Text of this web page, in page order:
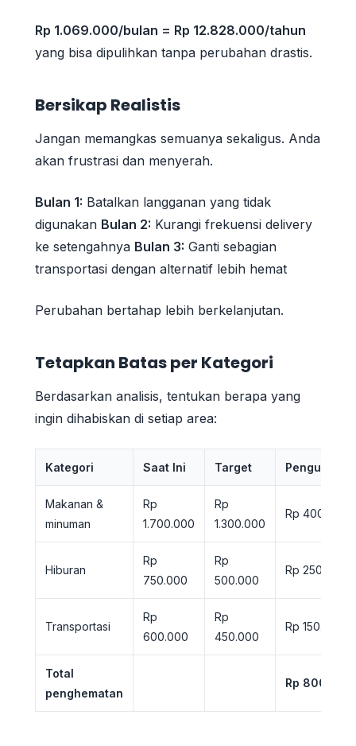
Rp 1.069.000/bulan = Rp 12.828.000/tahun
yang bisa dipulihkan tanpa perubahan drastis.
Bersikap Realistis
Jangan memangkas semuanya sekaligus. Anda
akan frustrasi dan menyerah.
Bulan 1: Batalkan langganan yang tidak
digunakan Bulan 2: Kurangi frekuensi delivery
ke setengahnya Bulan 3: Ganti sebagian
transportasi dengan alternatif lebih hemat
Perubahan bertahap lebih berkelanjutan.
Tetapkan Batas per Kategori
Berdasarkan analisis, tentukan berapa yang
ingin dihabiskan di setiap area:
Kategori Saat Ini Target
Makanan &
minuman
Rp
1.700.000
Rp
1.300.000
Rp 400.000
Hiburan
Rp
750.000
Rp
500.000
Rp 250.000
Transportasi
Rp
600.000
Rp
450.000
Rp 150.000
Total
penghematan
Rp 800.000